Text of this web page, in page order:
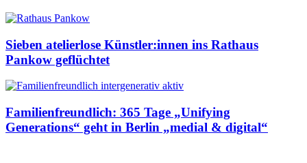
Sieben atelierlose Künstler:innen ins Rathaus
Pankow geflüchtet
Familienfreundlich: 365 Tage „Unifying
Generations“ geht in Berlin „medial & digital“